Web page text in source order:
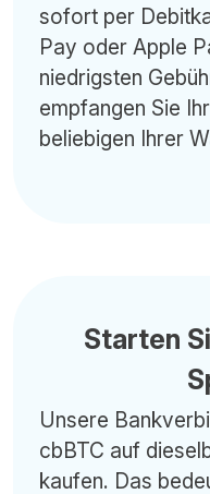
sofort per
Pay oder Apple
niedrigsten
empfangen Sie
beliebigen Ihrer
Starten
Unsere
cbBTC auf
kaufen. Das